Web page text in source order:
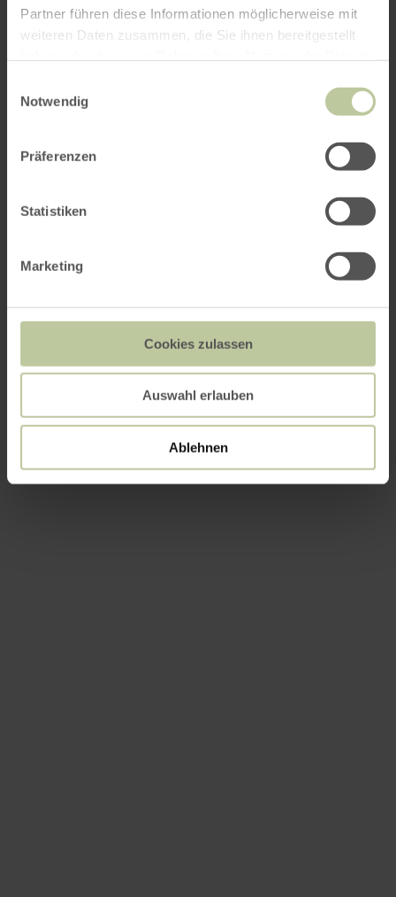
Partner führen diese Informationen möglicherweise mit
weiteren Daten zusammen, die Sie ihnen bereitgestellt
Notwendig
Präferenzen
Statistiken
Marketing
Cookies zulassen
Auswahl erlauben
Ablehnen